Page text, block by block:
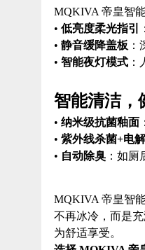
MQKIVA 帝皇智
•低亮度柔光指引
•静音缓降盖板
•智能夜灯模式
智能清洁，
•纳米级抗菌釉面
•紫外线杀菌+电
• 自动除臭 ：如
MQKIVA 帝皇智
不再冰冷，而是
为舒适享受。